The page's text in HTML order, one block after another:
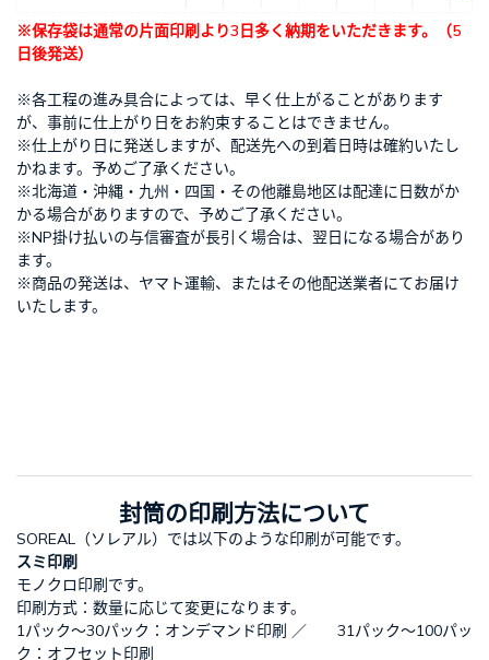
※保存袋は通常の片面印刷より3日多く納期をいただきます。（5
日後発送）
※各工程の進み具合によっては、早く仕上がることがあります
が、事前に仕上がり日をお約束することはできません。
※仕上がり日に発送しますが、配送先への到着日時は確約いたし
かねます。予めご了承ください。
※北海道・沖縄・九州・四国・その他離島地区は配達に日数がか
かる場合がありますので、予めご了承ください。
※NP掛け払いの与信審査が長引く場合は、翌日になる場合があり
ます。
※商品の発送は、ヤマト運輸、またはその他配送業者にてお届け
いたします。
封筒の印刷方法について
SOREAL（ソレアル）では以下のような印刷が可能です。
スミ印刷
モノクロ印刷です。
印刷方式：数量に応じて変更になります。
1パック～30パック：オンデマンド印刷 ／ 31パック～100パッ
ク：オフセット印刷